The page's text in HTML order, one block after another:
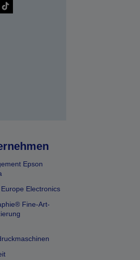
Epson
Electronics
Fine-Art-